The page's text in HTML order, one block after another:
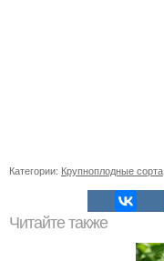
Категории: Крупноплодные сорта
Читайте также